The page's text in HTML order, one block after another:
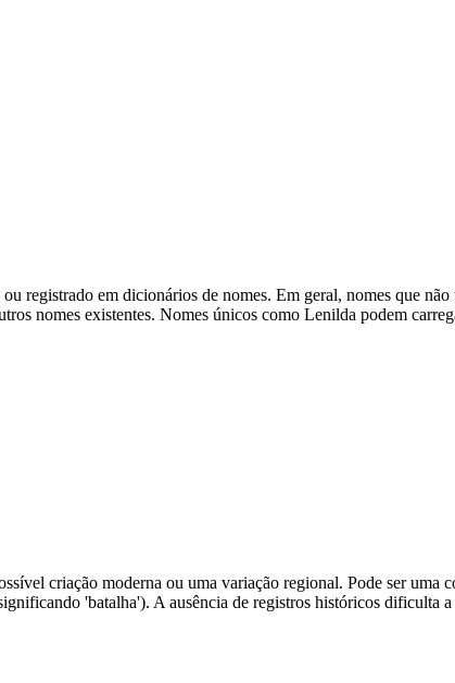
registrado em dicionários de nomes. Em geral, nomes que
nomes existentes. Nomes únicos como Lenilda podem
criação moderna ou uma variação regional. Pode ser uma
'batalha'). A ausência de registros históricos dificulta